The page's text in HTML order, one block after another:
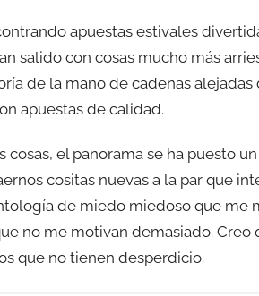
apuestas estivales
salido con cosas mucho más
de la mano de cadenas alejadas
apuestas de calidad.
el panorama se ha puesto
cositas nuevas a la par que
de miedo miedoso que me
no me motivan demasiado. Creo
que no tienen desperdicio.